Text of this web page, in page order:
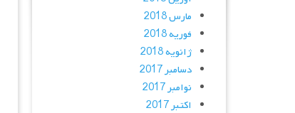
مارس 2018
فوریه 2018
ژانویه 2018
دسامبر 2017
نوامبر 2017
اکتبر 2017